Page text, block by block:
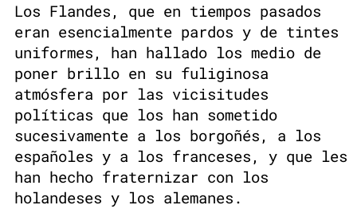
Los Flandes, que en tiempos pasados
eran esencialmente pardos y de tintes
uniformes, han hallado los medio de
poner brillo en su fuliginosa
atmósfera por las vicisitudes
políticas que los han sometido
sucesivamente a los borgoñés, a los
españoles y a los franceses, y que les
han hecho fraternizar con los
holandeses y los alemanes.